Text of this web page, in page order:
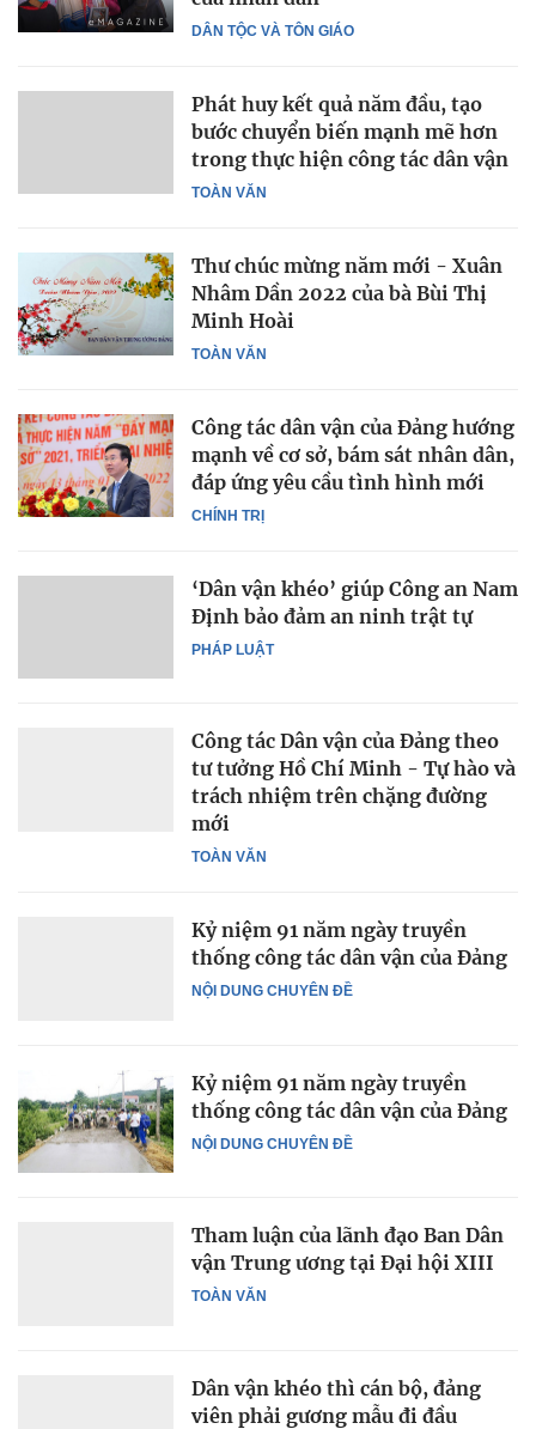
DÂN TỘC VÀ TÔN GIÁO
TOÀN VĂN
Phát huy kết quả năm đầu, tạo
bước chuyển biến mạnh mẽ hơn
trong thực hiện công tác dân vận
TOÀN VĂN
Thư chúc mừng năm mới - Xuân
Nhâm Dần 2022 của bà Bùi Thị
Minh Hoài
CHÍNH TRỊ
Công tác dân vận của Đảng hướng
mạnh về cơ sở, bám sát nhân dân,
đáp ứng yêu cầu tình hình mới
PHÁP LUẬT
‘Dân vận khéo’ giúp Công an Nam
Định bảo đảm an ninh trật tự
TOÀN VĂN
Công tác Dân vận của Đảng theo
tư tưởng Hồ Chí Minh - Tự hào và
trách nhiệm trên chặng đường
mới
NỘI DUNG CHUYÊN ĐỀ
Kỷ niệm 91 năm ngày truyền
thống công tác dân vận của Đảng
NỘI DUNG CHUYÊN ĐỀ
Kỷ niệm 91 năm ngày truyền
thống công tác dân vận của Đảng
TOÀN VĂN
Tham luận của lãnh đạo Ban Dân
vận Trung ương tại Đại hội XIII
Dân vận khéo thì cán bộ, đảng
viên phải gương mẫu đi đầu